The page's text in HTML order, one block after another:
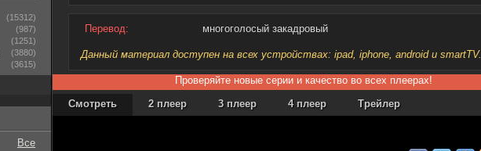
Перевод: многоголосый закадровый
Данный материал доступен на всех устройствах: ipad, iphone, android и smartTV.
Проверяйте новые серии и качество во всех плеерах!
Смотреть
2 плеер 3 плеер 4 плеер Трейлер
(15312)
(987)
(1251)
(3880)
(3615)
Все